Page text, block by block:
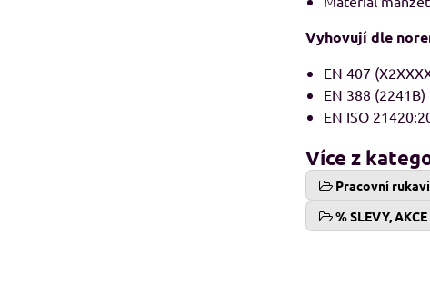
Vyhovují dle
EN 407
EN 388 (2241B)
EN ISO
Více z
Pracovní
% SLEVY,